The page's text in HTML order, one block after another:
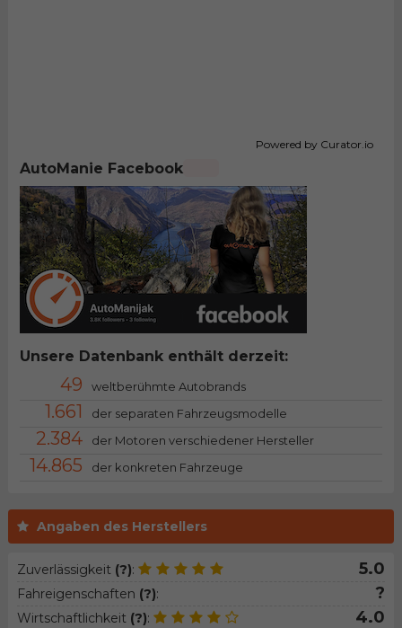
Angaben des Herstellers
Zuverlässigkeit (?): 5.0
Fahreigenschaften (?): ?
Wirtschaftlichkeit (?): 4.0
Powered by Curator.io
AutoManie Facebook
Unsere Datenbank enthält derzeit:
49 weltberühmte Autobrands
1.661 der separaten Fahrzeugsmodelle
2.384 der Motoren verschiedener Hersteller
14.865 der konkreten Fahrzeuge